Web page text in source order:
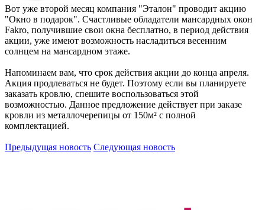
Вот уже второй месяц компания "Эталон" проводит акцию
"Окно в подарок". Счастливые обладатели мансардных окон
Fakro, получившие свои окна бесплатно, в период действия
акции, уже имеют возможность насладиться весенним
солнцем на мансардном этаже.
Напоминаем вам, что срок действия акции до конца апреля.
Акция продлеваться не будет. Поэтому если вы планируете
заказать кровлю, спешите воспользоваться этой
возможностью. Данное предложение действует при заказе
кровли из металлочерепицы от 150м² с полной
комплектацией.
Предыдущая новость Следующая новость